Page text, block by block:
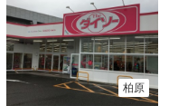
柏原